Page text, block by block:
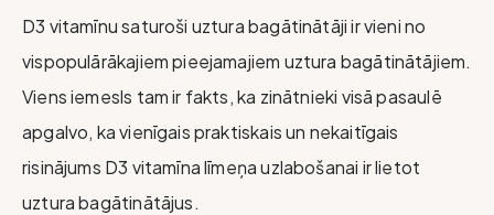
D3 vitamīnu saturoši uztura bagātinātāji ir vieni no
vispopulārākajiem pieejamajiem uztura bagātinātājiem.
Viens iemesls tam ir fakts, ka zinātnieki visā pasaulē
apgalvo, ka vienīgais praktiskais un nekaitīgais
risinājums D3 vitamīna līmeņa uzlabošanai ir lietot
uztura bagātinātājus.